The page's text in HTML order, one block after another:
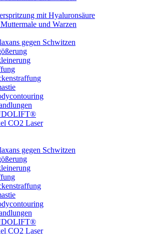
mit Hyaluronsäure
und Warzen
gegen Schwitzen
CO2 Laser
gegen Schwitzen
CO2 Laser